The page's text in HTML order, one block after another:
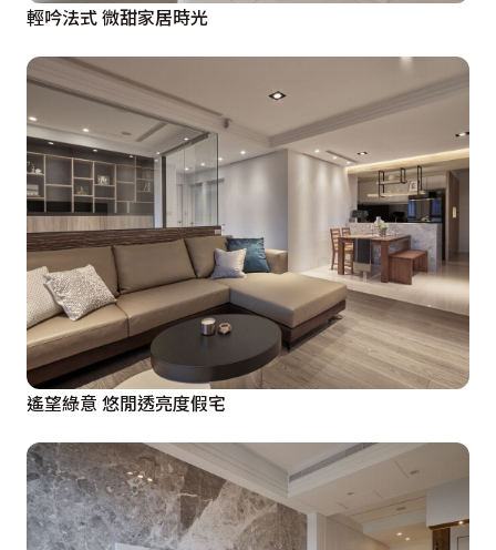
輕吟法式 微甜家居時光
遙望綠意 悠閒透亮度假宅